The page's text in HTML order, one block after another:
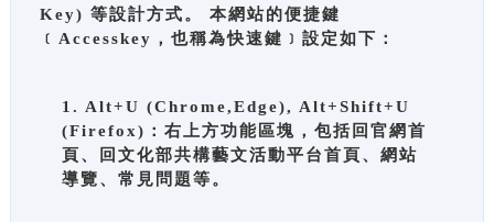
Key) 等設計方式。 本網站的便捷鍵
﹝Accesskey，也稱為快速鍵﹞設定如下：
1. Alt+U (Chrome,Edge), Alt+Shift+U
(Firefox)：右上方功能區塊，包括回官網首
頁、回文化部共構藝文活動平台首頁、網站
導覽、常見問題等。